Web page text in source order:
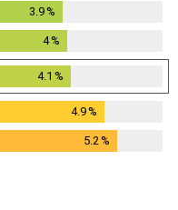
3.9 %
4%
4.1 %
4.9%
5.2%